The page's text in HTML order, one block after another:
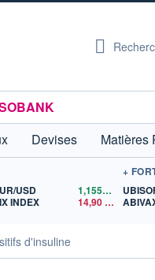
Devises Matières
USD 1,1559$US
INDEX
14,90
+
d'insuline